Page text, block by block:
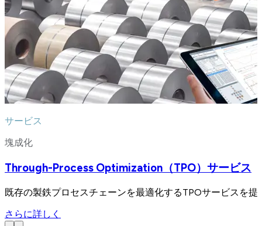
サービス
塊成化
Through-Process Optimization（TPO）サービス
既存の製鉄プロセスチェーンを最適化するTPOサービスを
さらに詳しく